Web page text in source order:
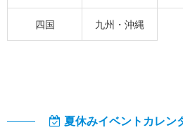
四国 九州・沖縄
夏休みイベントカレン